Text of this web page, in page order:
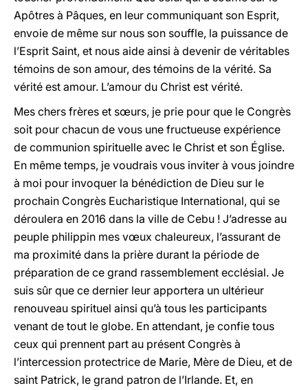
Apôtres à Pâques, en leur communiquant son Esprit,
envoie de même sur nous son souffle, la puissance de
l’Esprit Saint, et nous aide ainsi à devenir de véritables
témoins de son amour, des témoins de la vérité. Sa
vérité est amour. L’amour du Christ est vérité.
Mes chers frères et sœurs, je prie pour que le Congrès
soit pour chacun de vous une fructueuse expérience
de communion spirituelle avec le Christ et son Église.
En même temps, je voudrais vous inviter à vous joindre
à moi pour invoquer la bénédiction de Dieu sur le
prochain Congrès Eucharistique International, qui se
déroulera en 2016 dans la ville de Cebu ! J’adresse au
peuple philippin mes vœux chaleureux, l’assurant de
ma proximité dans la prière durant la période de
préparation de ce grand rassemblement ecclésial. Je
suis sûr que ce dernier leur apportera un ultérieur
renouveau spirituel ainsi qu’à tous les participants
venant de tout le globe. En attendant, je confie tous
ceux qui prennent part au présent Congrès à
l’intercession protectrice de Marie, Mère de Dieu, et de
saint Patrick, le grand patron de l’Irlande. Et, en